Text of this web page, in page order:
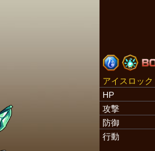
アイスロック
HP
攻撃
防御
行動